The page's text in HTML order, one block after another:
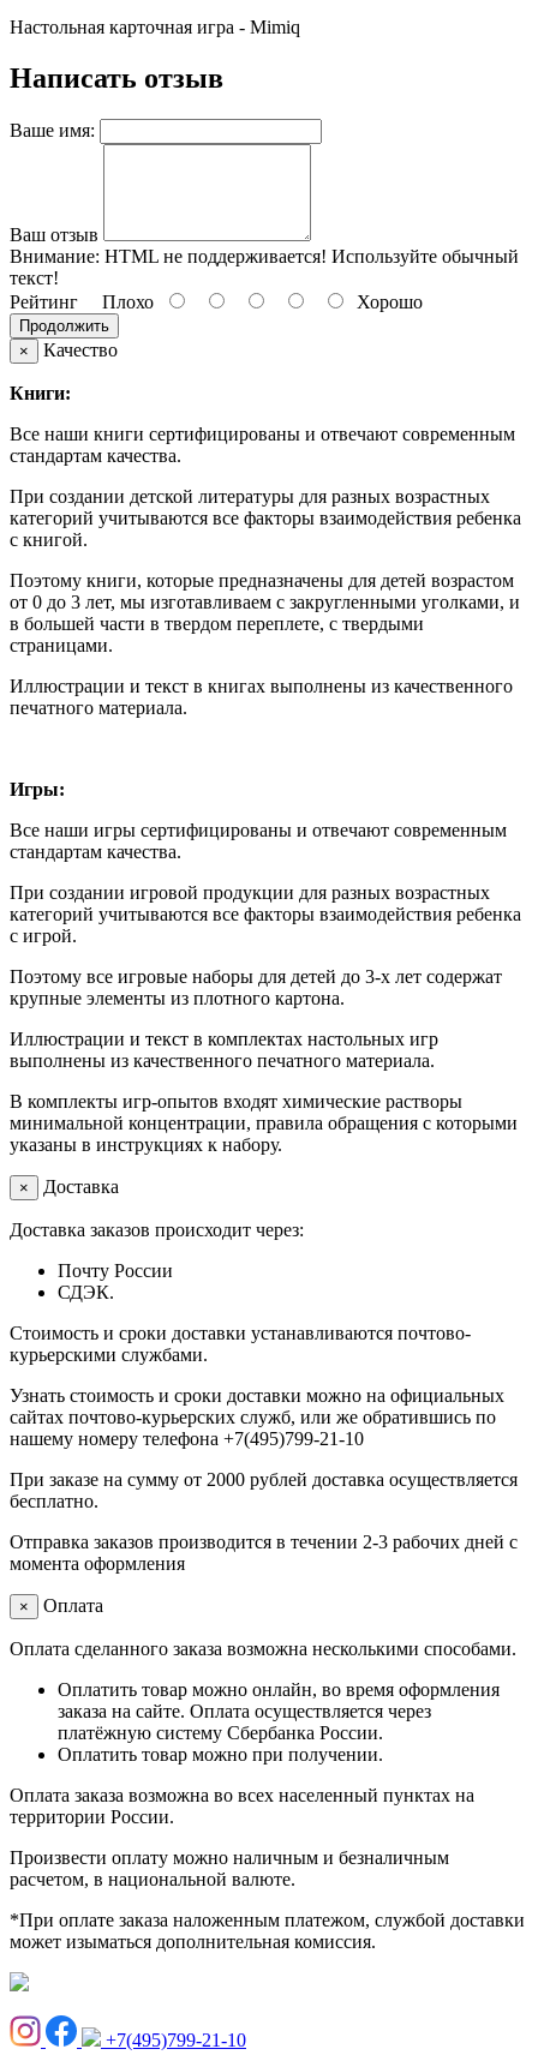
Настольная карточная игра - Mimiq
Написать отзыв
Ваше имя:
Ваш отзыв
Внимание: HTML не поддерживается! Используйте обычный
текст!
Рейтинг Плохо Хорошо
Продолжить
×
Качество
Книги:
Все наши книги сертифицированы и отвечают современным
стандартам качества.
При создании детской литературы для разных возрастных
категорий учитываются все факторы взаимодействия ребенка
с книгой.
Поэтому книги, которые предназначены для детей возрастом
от 0 до 3 лет, мы изготавливаем с закругленными уголками, и
в большей части в твердом переплете, с твердыми
страницами.
Иллюстрации и текст в книгах выполнены из качественного
печатного материала.
Игры:
Все наши игры сертифицированы и отвечают современным
стандартам качества.
При создании игровой продукции для разных возрастных
категорий учитываются все факторы взаимодействия ребенка
с игрой.
Поэтому все игровые наборы для детей до 3-х лет содержат
крупные элементы из плотного картона.
Иллюстрации и текст в комплектах настольных игр
выполнены из качественного печатного материала.
В комплекты игр-опытов входят химические растворы
минимальной концентрации, правила обращения с которыми
указаны в инструкциях к набору.
× Доставка
Доставка заказов происходит через:
Почту России
СДЭК.
Стоимость и сроки доставки устанавливаются почтово-
курьерскими службами.
Узнать стоимость и сроки доставки можно на официальных
сайтах почтово-курьерских служб, или же обратившись по
нашему номеру телефона +7(495)799-21-10
При заказе на сумму от 2000 рублей доставка осуществляется
бесплатно.
Отправка заказов производится в течении 2-3 рабочих дней с
момента оформления
× Оплата
Оплата сделанного заказа возможна несколькими способами.
Оплатить товар можно онлайн, во время оформления
заказа на сайте. Оплата осуществляется через
платёжную систему Сбербанка России.
Оплатить товар можно при получении.
Оплата заказа возможна во всех населенный пунктах на
территории России.
Произвести оплату можно наличным и безналичным
расчетом, в национальной валюте.
*При оплате заказа наложенным платежом, службой доставки
может изыматься дополнительная комиссия.
+7(495)799-21-10